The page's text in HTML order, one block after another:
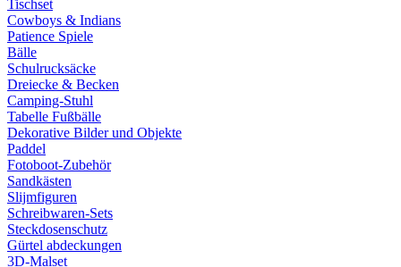
Tischset
Cowboys & Indians
Patience Spiele
Bälle
Schulrucksäcke
Dreiecke & Becken
Camping-Stuhl
Tabelle Fußbälle
Dekorative Bilder und Objekte
Paddel
Fotoboot-Zubehör
Sandkästen
Slijmfiguren
Schreibwaren-Sets
Steckdosenschutz
Gürtel abdeckungen
3D-Malset